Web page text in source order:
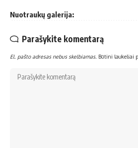
Nuotraukų galerija:
Parašykite komentarą
El. pašto adresas nebus skelbiamas. Būtini laukeliai